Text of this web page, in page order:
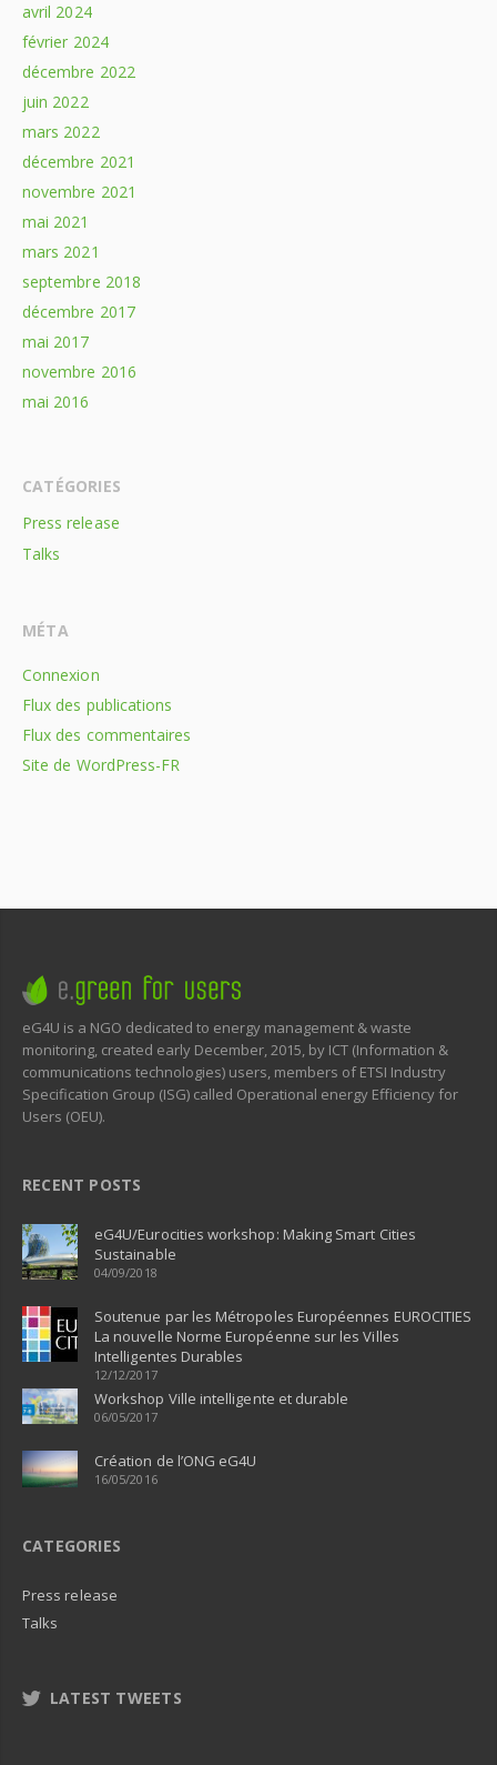
avril 2024
février 2024
décembre 2022
juin 2022
mars 2022
décembre 2021
novembre 2021
mai 2021
mars 2021
septembre 2018
décembre 2017
mai 2017
novembre 2016
mai 2016
CATÉGORIES
Press release
Talks
MÉTA
Connexion
Flux des publications
Flux des commentaires
Site de WordPress-FR
eG4U is a NGO dedicated to energy management & waste
monitoring, created early December, 2015, by ICT (Information &
communications technologies) users, members of ETSI Industry
Specification Group (ISG) called Operational energy Efficiency for
Users (OEU).
RECENT POSTS
eG4U/Eurocities workshop: Making Smart Cities
Sustainable
04/09/2018
Soutenue par les Métropoles Européennes EUROCITIES
La nouvelle Norme Européenne sur les Villes
Intelligentes Durables
12/12/2017
Workshop Ville intelligente et durable
06/05/2017
Création de l’ONG eG4U
16/05/2016
CATEGORIES
Press release
Talks
LATEST TWEETS